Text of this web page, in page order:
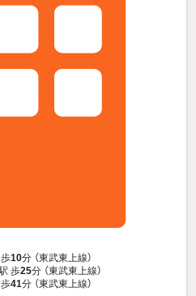
10分 （東武東上線）
歩25分 （東武東上線）
41分 （東武東上線）